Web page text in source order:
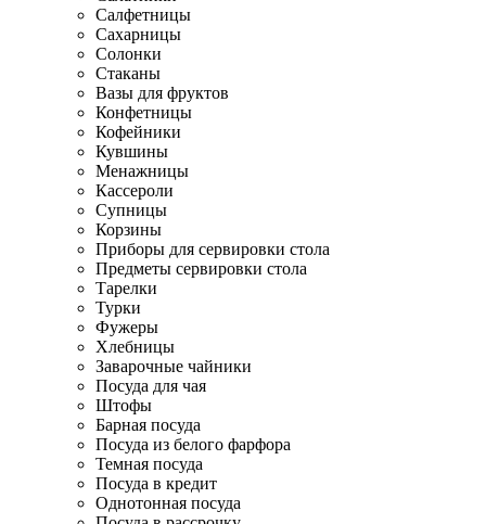
Салфетницы
Сахарницы
Солонки
Стаканы
Вазы для фруктов
Конфетницы
Кофейники
Кувшины
Менажницы
Кассероли
Супницы
Корзины
Приборы для сервировки стола
Предметы сервировки стола
Тарелки
Турки
Фужеры
Хлебницы
Заварочные чайники
Посуда для чая
Штофы
Барная посуда
Посуда из белого фарфора
Темная посуда
Посуда в кредит
Однотонная посуда